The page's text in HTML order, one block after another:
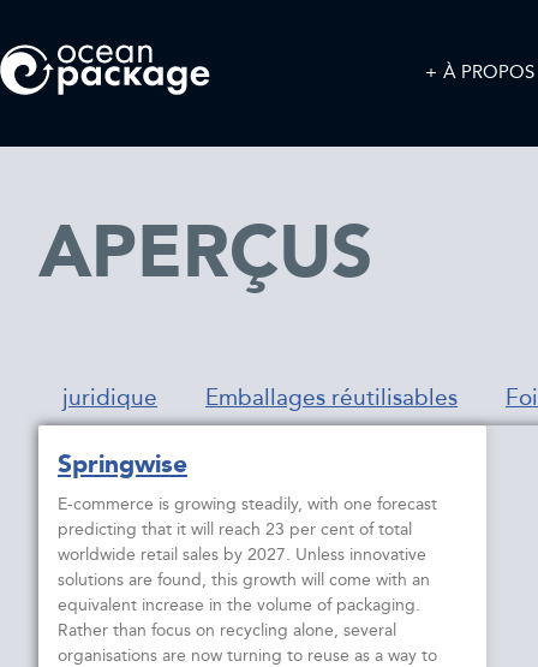
À
APERÇUS
juridique Emballages réutilisables
Springwise
E-commerce is growing steadily, with one forecast
predicting that it will reach 23 per cent of total
worldwide retail sales by 2027. Unless innovative
solutions are found, this growth will come with an
equivalent increase in the volume of packaging.
Rather than focus on recycling alone, several
organisations are now turning to reuse as a way to